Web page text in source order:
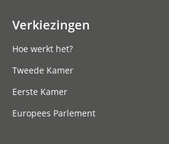
Verkiezingen
Hoe werkt het?
Tweede Kamer
Eerste Kamer
Europees Parlement